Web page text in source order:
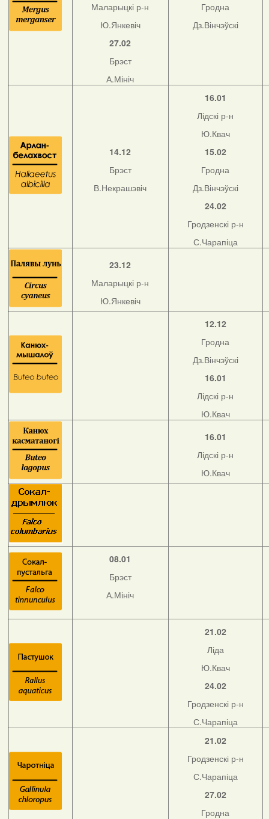
Маларыцкі р-н
Ю.Янкевіч
27.02
Брэст
А.Мініч
Гродна
Дз.Вінчэўскі
14.12
Брэст
В.Некрашэвіч
16.01
Лідскі р-н
Ю.Квач
15.02
Гродна
Дз.Вінчэўскі
24.02
Гродзенскі р-н
С.Чарапіца
23.12
Маларыцкі р-н
Ю.Янкевіч
12.12
Гродна
Дз.Вінчэўскі
16.01
Лідскі р-н
Ю.Квач
16.01
Лідскі р-н
Ю.Квач
08.01
Брэст
А.Мініч
21.02
Ліда
Ю.Квач
24.02
Гродзенскі р-н
С.Чарапіца
21.02
Гродзенскі р-н
С.Чарапіца
27.02
Гродна